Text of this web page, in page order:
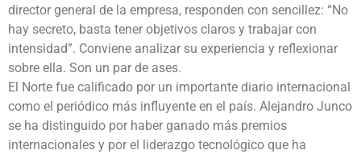
director general de la empresa, responden con sencillez: “No
hay secreto, basta tener objetivos claros y trabajar con
intensidad”. Conviene analizar su experiencia y reflexionar
sobre ella. Son un par de ases.
El Norte fue calificado por un importante diario internacional
como el periódico más influyente en el país. Alejandro Junco
se ha distinguido por haber ganado más premios
internacionales y por el liderazgo tecnológico que ha